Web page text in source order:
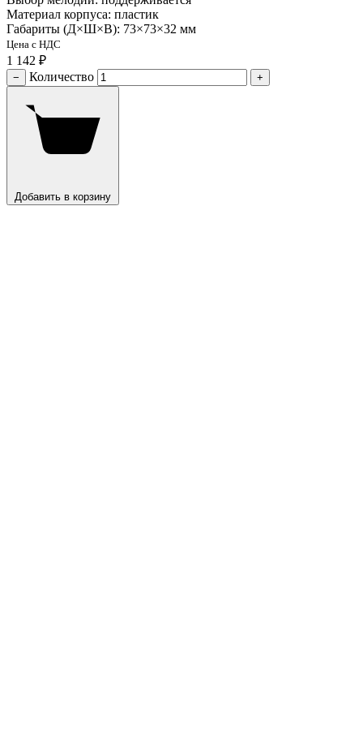
Материал корпуса: пластик
Габариты (Д×Ш×В): 73×73×32 мм
Цена с НДС
1 142 ₽
− Количество +
Добавить в корзину